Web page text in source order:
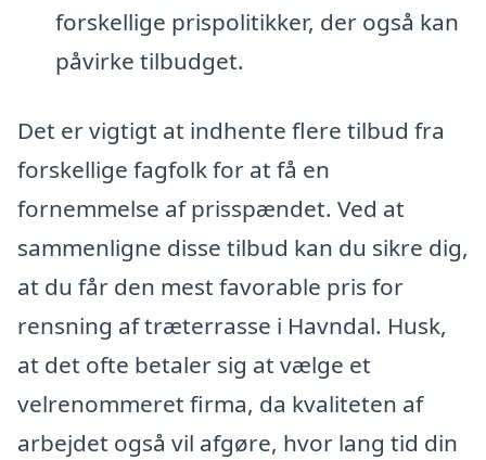
forskellige prispolitikker, der også kan
påvirke tilbudget.
Det er vigtigt at indhente flere tilbud fra
forskellige fagfolk for at få en
fornemmelse af prisspændet. Ved at
sammenligne disse tilbud kan du sikre dig,
at du får den mest favorable pris for
rensning af træterrasse i Havndal. Husk,
at det ofte betaler sig at vælge et
velrenommeret firma, da kvaliteten af
arbejdet også vil afgøre, hvor lang tid din